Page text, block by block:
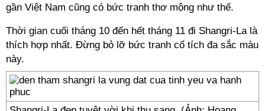
gần Việt Nam cũng có bức tranh thơ mộng như thế.
Thời gian cuối tháng 10 đến hết tháng 11 đi Shangri-La là
thích hợp nhất. Đừng bỏ lỡ bức tranh cổ tích đa sắc màu
này.